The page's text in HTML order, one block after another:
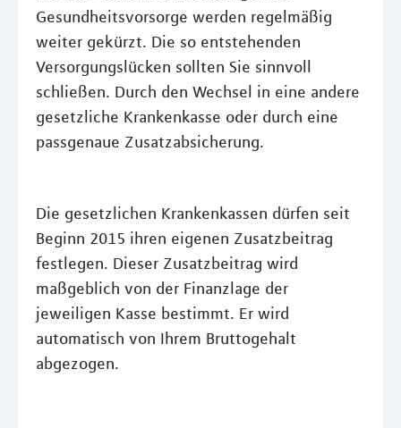
Gesundheitsvorsorge werden regelmäßig
weiter gekürzt. Die so entstehenden
Versorgungslücken sollten Sie sinnvoll
schließen. Durch den Wechsel in eine andere
gesetzliche Krankenkasse oder durch eine
passgenaue Zusatzabsicherung.
Die gesetzlichen Krankenkassen dürfen seit
Beginn 2015 ihren eigenen Zusatzbeitrag
festlegen. Dieser Zusatzbeitrag wird
maßgeblich von der Finanzlage der
jeweiligen Kasse bestimmt. Er wird
automatisch von Ihrem Bruttogehalt
abgezogen.